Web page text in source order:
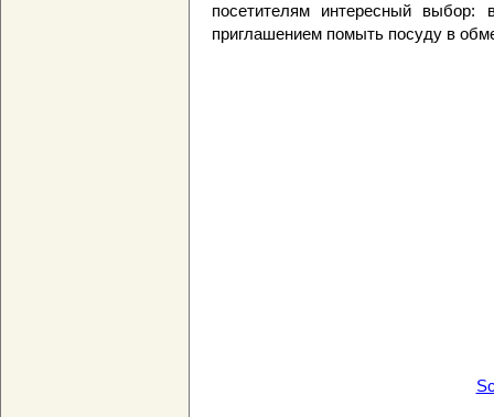
посетителям интересный
приглашением помыть посуду в